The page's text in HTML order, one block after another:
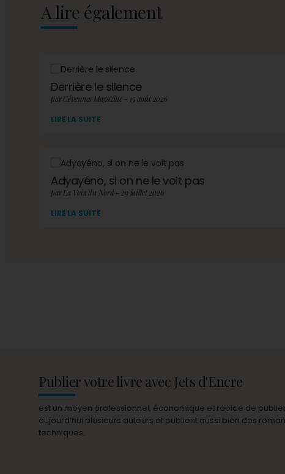
A lire également
Derrière le silence
par Cévennes Magazine - 15 août 2026
LIRE LA SUITE
Adyayéno, si on ne le voit pas
par La Voix du Nord - 29 juillet 2026
LIRE LA SUITE
Publier votre livre avec Jets d'Encre
est un moyen professionnel, économique et rapide de
aujourd’hui plusieurs auteurs et publient aussi bien des
techniques.